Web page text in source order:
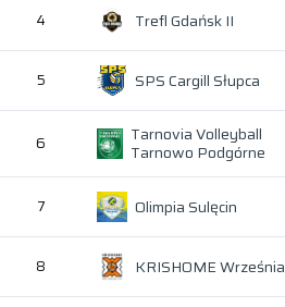
4 Trefl Gdańsk II
5 SPS Cargill Słupca
6 Tarnovia Volleyball
Tarnowo Podgórne
7 Olimpia Sulęcin
8 KRISHOME Września